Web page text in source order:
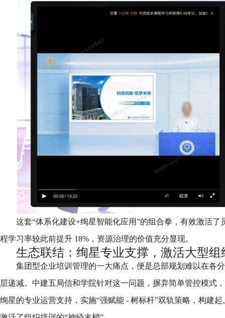
这套“体系化建设+绚星智能化应用”的组合拳，有效激活了
程学习率较此前提升 18%，资源治理的价值充分显现。
生态联结：绚星专业支撑，激活大型组
集团型企业培训管理的一大痛点，便是总部规划难以在各
层递减。中建五局信和学院针对这一问题，摒弃简单管控模式
绚星的专业运营支持，实施“强赋能 - 树标杆”双轨策略，构建